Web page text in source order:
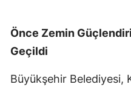
Önce Zemin
Geçildi
Büyükşehir Belediyesi,